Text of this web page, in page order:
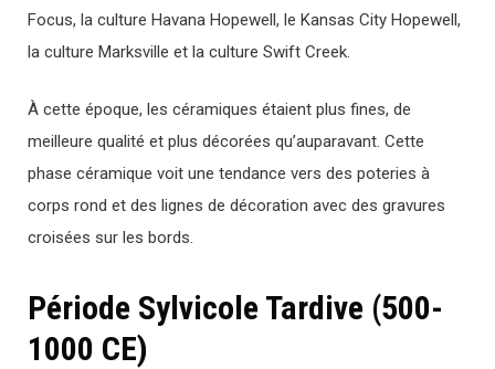
Focus, la culture Havana Hopewell, le Kansas City Hopewell,
la culture Marksville et la culture Swift Creek.
À cette époque, les céramiques étaient plus fines, de
meilleure qualité et plus décorées qu’auparavant. Cette
phase céramique voit une tendance vers des poteries à
corps rond et des lignes de décoration avec des gravures
croisées sur les bords.
Période Sylvicole Tardive (500-
1000 CE)